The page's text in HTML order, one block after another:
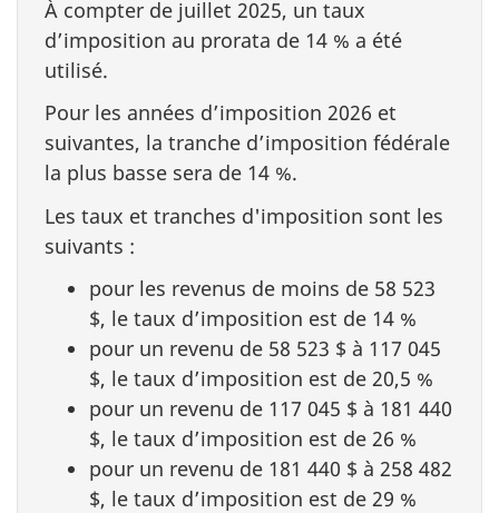
À compter de juillet 2025, un taux
d’imposition au prorata de 14 % a été
utilisé.
Pour les années d’imposition 2026 et
suivantes, la tranche d’imposition fédérale
la plus basse sera de 14 %.
Les taux et tranches d'imposition sont les
suivants :
pour les revenus de moins de 58 523
$, le taux d’imposition est de 14 %
pour un revenu de 58 523 $ à 117 045
$, le taux d’imposition est de 20,5 %
pour un revenu de 117 045 $ à 181 440
$, le taux d’imposition est de 26 %
pour un revenu de 181 440 $ à 258 482
$, le taux d’imposition est de 29 %